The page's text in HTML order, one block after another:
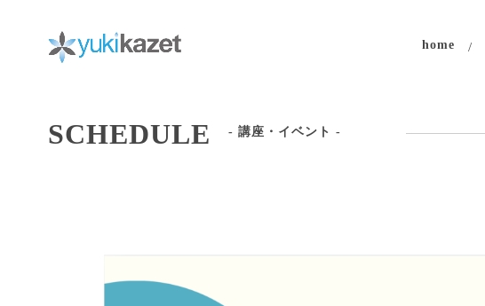
home
SCHEDULE
- 講座・イベント -